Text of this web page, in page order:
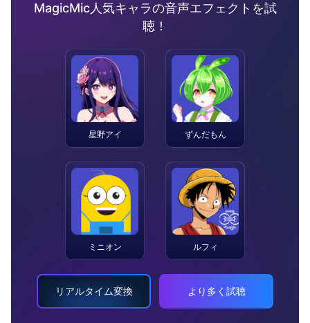
MagicMic人気キャラの音声エフェクトを試
聴！
星野アイ ずんだもん
ミニオン ルフィ
リアルタイム変換 より多く試聴